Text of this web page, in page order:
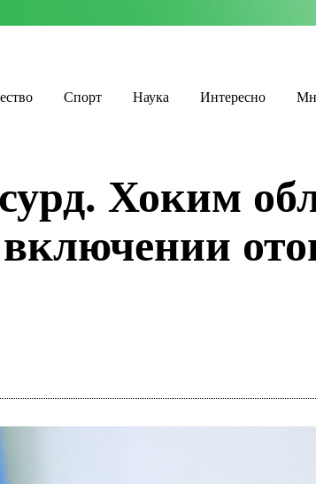
Спорт Наука Интересно
Хоким